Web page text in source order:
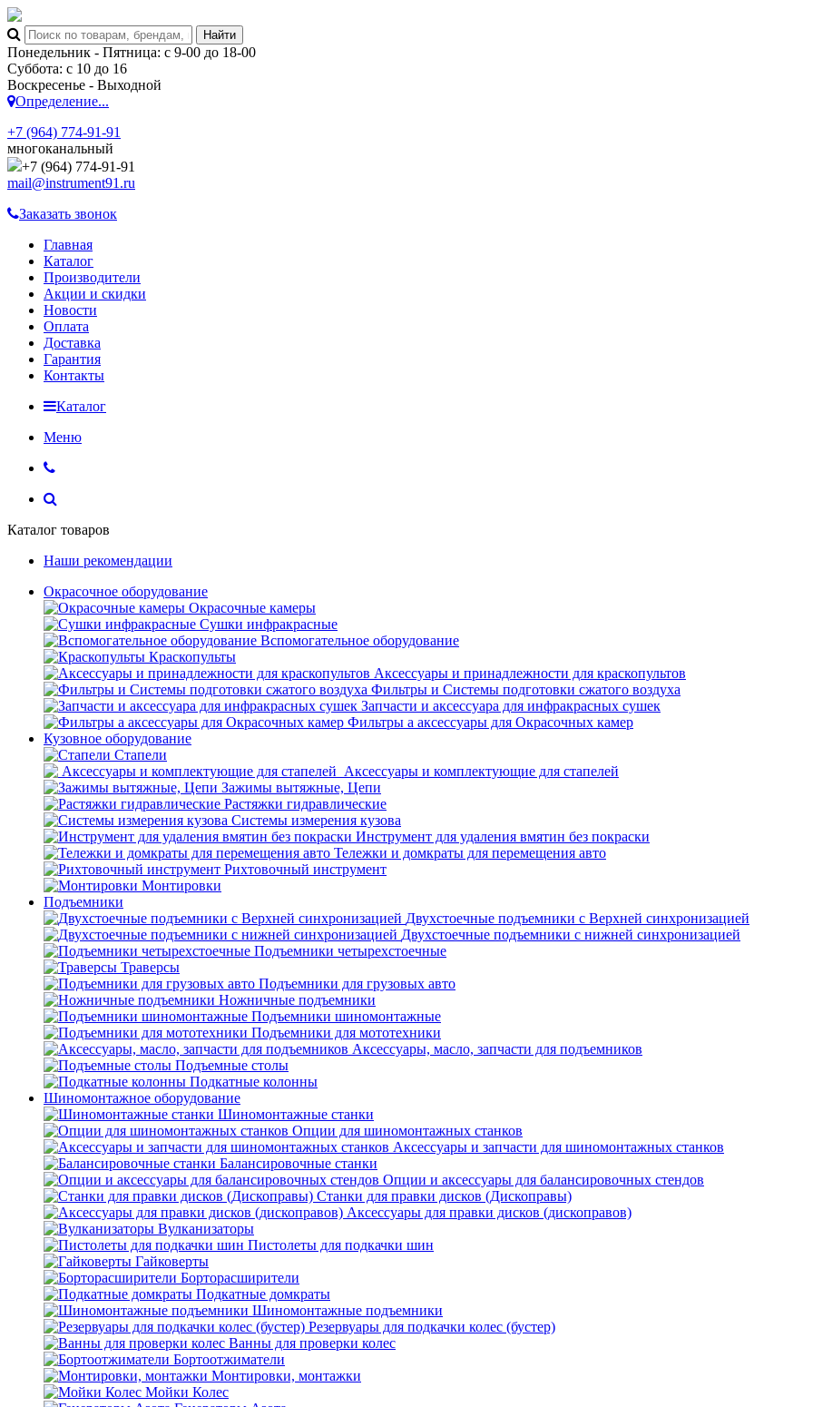
Понедельник - Пятница: с 9-00 до 18-00
Суббота: с 10 до 16
Воскресенье - Выходной
Определение...
+7 (964) 774-91-91
многоканальный
+7 (964) 774-91-91
mail@instrument91.ru
Заказать звонок
Главная
Каталог
Производители
Акции и скидки
Новости
Оплата
Доставка
Гарантия
Контакты
Каталог
Меню
Каталог товаров
Наши рекомендации
Окрасочное оборудование
Окрасочные камеры
Сушки инфракрасные
Вспомогательное оборудование
Краскопульты
Аксессуары и принадлежности для краскопультов
Фильтры и Системы подготовки сжатого воздуха
Запчасти и аксессуара для инфракрасных сушек
Фильтры а аксессуары для Окрасочных камер
Кузовное оборудование
Стапели
Аксессуары и комплектующие для стапелей
Зажимы вытяжные, Цепи
Растяжки гидравлические
Системы измерения кузова
Инструмент для удаления вмятин без покраски
Тележки и домкраты для перемещения авто
Рихтовочный инструмент
Монтировки
Подъемники
Двухстоечные подъемники с Верхней синхронизацией
Двухстоечные подъемники с нижней синхронизацией
Подъемники четырехстоечные
Траверсы
Подъемники для грузовых авто
Ножничные подъемники
Подъемники шиномонтажные
Подъемники для мототехники
Аксессуары, масло, запчасти для подъемников
Подъемные столы
Подкатные колонны
Шиномонтажное оборудование
Шиномонтажные станки
Опции для шиномонтажных станков
Аксессуары и запчасти для шиномонтажных станков
Балансировочные станки
Опции и аксессуары для балансировочных стендов
Станки для правки дисков (Дископравы)
Аксессуары для правки дисков (дископравов)
Вулканизаторы
Пистолеты для подкачки шин
Гайковерты
Борторасширители
Подкатные домкраты
Шиномонтажные подъемники
Резервуары для подкачки колес (бустер)
Ванны для проверки колес
Бортоотжиматели
Монтировки, монтажки
Мойки Колес